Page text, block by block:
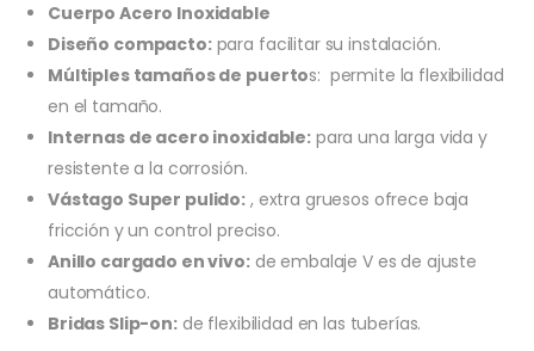
Cuerpo Acero Inoxidable
Diseño compacto:para facilitar su instalación.
Múltiples tamaños de puertos: permite la flexibilidad
en el tamaño.
Internas de acero inoxidable:para una larga vida y
resistente a la corrosión.
Vástago Super pulido: , extra gruesos ofrece baja
fricción y un control preciso.
Anillo cargado en vivo:de embalaje V es de ajuste
automático.
Bridas Slip-on:de flexibilidad en las tuberías.